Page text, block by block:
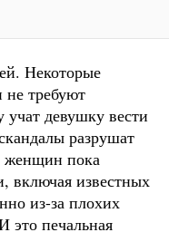
Некоторые
не требуют
девушку вести
разрушат
женщин пока
включая известных
из-за плохих
это печальная